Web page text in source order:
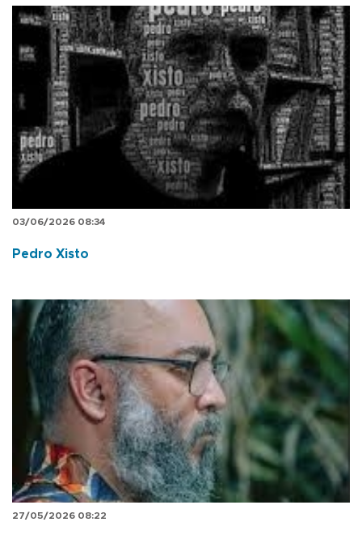
03/06/2026 08:34
Pedro Xisto
27/05/2026 08:22